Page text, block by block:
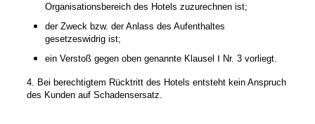
Organisationsbereich des Hotels zuzurechnen ist;
der Zweck bzw. der Anlass des Aufenthaltes
gesetzeswidrig ist;
ein Verstoß gegen oben genannte Klausel Ⅰ Nr. 3 vorliegt.
4. Bei berechtigtem Rücktritt des Hotels entsteht kein Anspruch
des Kunden auf Schadensersatz.